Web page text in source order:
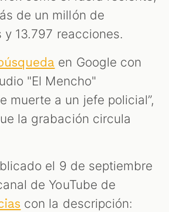
de un millón de
y 13.797 reacciones.
en Google con
"El Mencho"
muerte a un jefe policial”,
la grabación circula
el 9 de septiembre
de YouTube de
con la descripción: